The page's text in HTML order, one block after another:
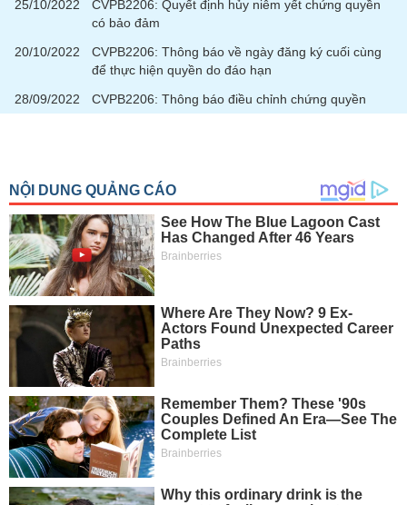
25/10/2022
CVPB2206: Quyết định hủy niêm yết chứng quyền
có bảo đảm
20/10/2022
CVPB2206: Thông báo về ngày đăng ký cuối cùng
để thực hiện quyền do đáo hạn
28/09/2022
CVPB2206: Thông báo điều chỉnh chứng quyền
cụ
Truyền
thông
tài
chính
liệu
tài
chính